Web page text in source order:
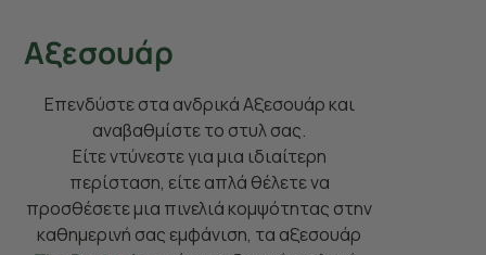
Αξεσουάρ
Επενδύστε στα ανδρικά Αξεσουάρ και
αναβαθμίστε το στυλ σας.
Είτε ντύνεστε για μια ιδιαίτερη
περίσταση, είτε απλά θέλετε να
προσθέσετε μια πινελιά κομψότητας στην
καθημερινή σας εμφάνιση, τα αξεσουάρ